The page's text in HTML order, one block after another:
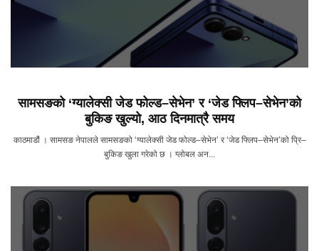
सामसङको ‘ग्यालेक्सी जेड फोल्ड–सेभेन’ र ‘जेड फ्लिप–सेभेन’को
बुकिङ खुल्यो, आठ दिनमात्रै समय
काठमाडौं । सामसङ नेपालले सामसङको ‘ग्यालेक्सी जेड फोल्ड–सेभेन’ र ‘जेड फ्लिप–सेभेन’को प्रि–
बुकिङ खुला गरेको छ । ग्लोबल अन...